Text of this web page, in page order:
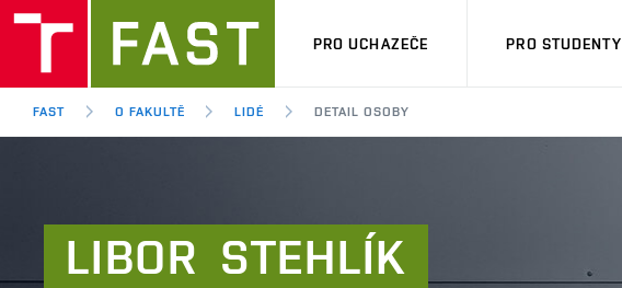
PRO UCHAZEČE PRO STUDENTY
FAST O FAKULTĚ LIDÉ DETAIL OSOBY
LIBOR STEHLÍK